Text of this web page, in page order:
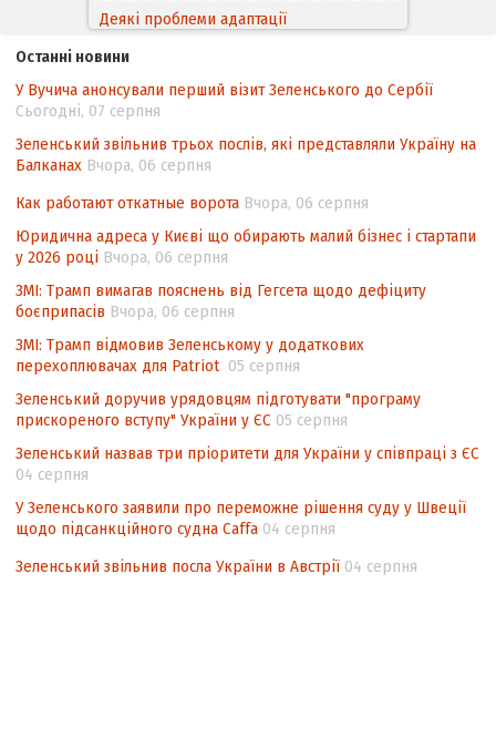
Деякі проблеми адаптації
походження товарів відповідно до
Угоди про торговельні аспекти прав
інтелектуальної власності (TRIPS) у
контексті євроінтеграції
Аналіз виборчого законодавства щодо
невизначеності механізму повторного
підрахунку голосів виборців
Інформаційна безпека суспільства
Останні новини
У Вучича анонсували перший візит Зеленського до Сербії
Сьогодні, 07 серпня
Зеленський звільнив трьох послів, які представляли Україну на
Балканах Вчора, 06 серпня
Как работают откатные ворота Вчора, 06 серпня
Юридична адреса у Києві що обирають малий бізнес і стартапи
у 2026 році Вчора, 06 серпня
ЗМІ: Трамп вимагав пояснень від Гегсета щодо дефіциту
боєприпасів Вчора, 06 серпня
ЗМІ: Трамп відмовив Зеленському у додаткових
перехоплювачах для Patriot 05 серпня
Зеленський доручив урядовцям підготувати "програму
прискореного вступу" України у ЄС 05 серпня
Зеленський назвав три пріоритети для України у співпраці з ЄС
04 серпня
У Зеленського заявили про переможне рішення суду у Швеції
щодо підсанкційного судна Caffa 04 серпня
Зеленський звільнив посла України в Австрії 04 серпня